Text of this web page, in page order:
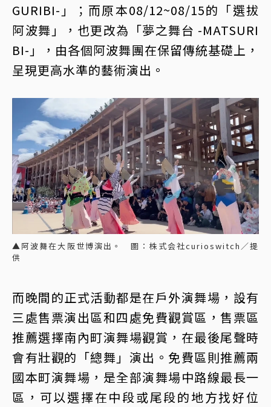
GURIBI-」；而原本08/12~08/15的「選拔
阿波舞」，也更改為「夢之舞台 -MATSURI
BI-」，由各個阿波舞團在保留傳統基礎上，
呈現更高水準的藝術演出。
▲阿波舞在大阪世博演出。 圖：株式会社curioswitch／提
供
而晚間的正式活動都是在戶外演舞場，設有
三處售票演出區和四處免費觀賞區，售票區
推薦選擇南內町演舞場觀賞，在最後尾聲時
會有壯觀的「總舞」演出。免費區則推薦兩
國本町演舞場，是全部演舞場中路線最長一
區，可以選擇在中段或尾段的地方找好位